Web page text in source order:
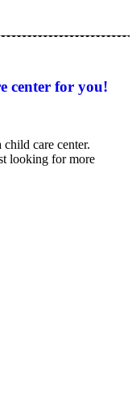
center for you!
care center.
looking for more